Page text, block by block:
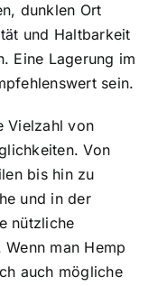
dunklen Ort
und Haltbarkeit
Eine Lagerung im
sein.
Vielzahl von
Von
bis hin zu
und in der
nützliche
man Hemp
auch mögliche